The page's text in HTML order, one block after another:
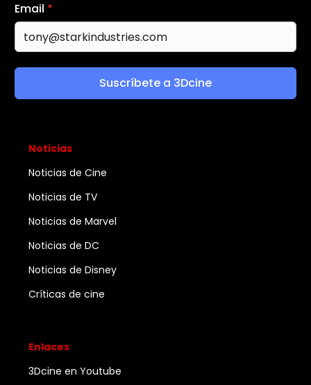
Email *
Suscríbete a 3Dcine
Noticias
Noticias de Cine
Noticias de TV
Noticias de Marvel
Noticias de DC
Noticias de Disney
Críticas de cine
Enlaces
3Dcine en Youtube